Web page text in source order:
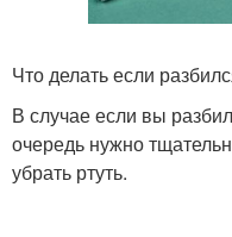
Что делать если
В случае если вы
очередь нужно
убрать ртуть.